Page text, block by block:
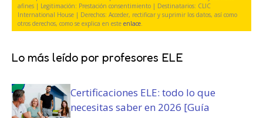
a
t
o
i
)
t
o
r
o
c
o
d
i
o
afines | Legitimación: Prestación consentimiento | Destinatarios: CLIC
International House | Derechos: Acceder, rectificar y suprimir los datos, así como
otros derechos, como se explica en esteenlace.
Lo más leído por profesores ELE
Certificaciones ELE: todo lo que
necesitas saber en 2026 [Guía